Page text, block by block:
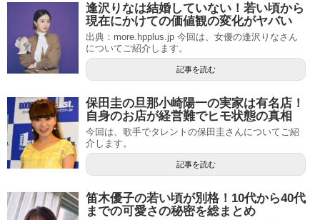
逢沢りなは結婚していない！若い頃から
現在にかけての価値観の変化がヤバい
出典：more.hpplus.jp 今回は、女優の逢沢りなさん
についてご紹介します。
記事を読む
保田圭の旦那小崎陽一の実家は有名店！
自身のお店が経営難でヒモ状態の真相
今回は、歌手でタレントの保田圭さんについてご紹
介します。
記事を読む
笛木優子の若い頃が別格！10代から40代
までの可愛さの秘密を総まとめ